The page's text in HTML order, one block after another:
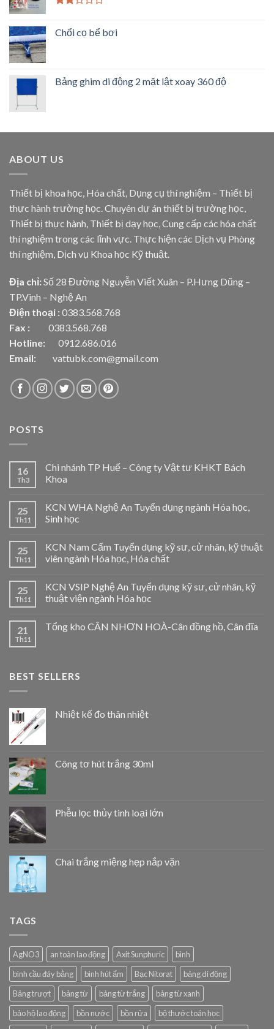
hạng
Chổi cọ bể bơi
Bảng ghim di động 2 mặt lật xoay 360 độ
ABOUT US
Thiết bị khoa học, Hóa chất, Dụng cụ thí nghiệm – Thiết bị
thực hành trường học. Chuyên dự án thiết bị trường học,
Thiết bị thực hành, Thiết bị dạy học, Cung cấp các hóa chất
thí nghiệm trong các lĩnh vực. Thực hiện các Dịch vụ Phòng
thí nghiệm, Dịch vụ Khoa học Kỹ thuật.
Địa chỉ: Số 28 Đường Nguyễn Viết Xuân – P.Hưng Dũng –
TP.Vinh – Nghệ An
Điện thoại : 0383.568.768
Fax : 0383.568.768
Hotline: 0912.686.016
Email:
vattubk.com@gmail.com
POSTS
16
Th3
Chi nhánh TP Huế – Công ty Vật tư KHKT Bách
Khoa
25
Th11
KCN WHA Nghệ An Tuyển dụng ngành Hóa học,
Sinh học
25
Th11
KCN Nam Cấm Tuyển dụng kỹ sư, cử nhân, kỹ thuật
viên ngành Hóa học, Hóa chất
25
Th11
KCN VSIP Nghệ An Tuyển dụng kỹ sư, cử nhân, kỹ
thuật viện ngành Hóa học
21
Th11
Tổng kho CÂN NHƠN HOÀ-Cân đồng hồ, Cân đĩa
BEST SELLERS
Nhiệt kế đo thân nhiệt
Công tơ hút trắng 30ml
Phễu lọc thủy tinh loại lớn
Chai trắng miệng hẹp nắp vặn
TAGS
AgNO3 an toàn lao động Axit Sunphuric
bình
bình cầu đáy bằng
bình hút ẩm Bạc Nitorat
bảng di động
Bảng trượt
bảng từ bảng từ trắng
bảng từ xanh
bảo hộ lao động
bồn nước bồn rửa
bộ thước toán học